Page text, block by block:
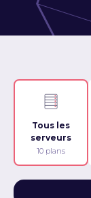
Tous les
serveurs
10 plans